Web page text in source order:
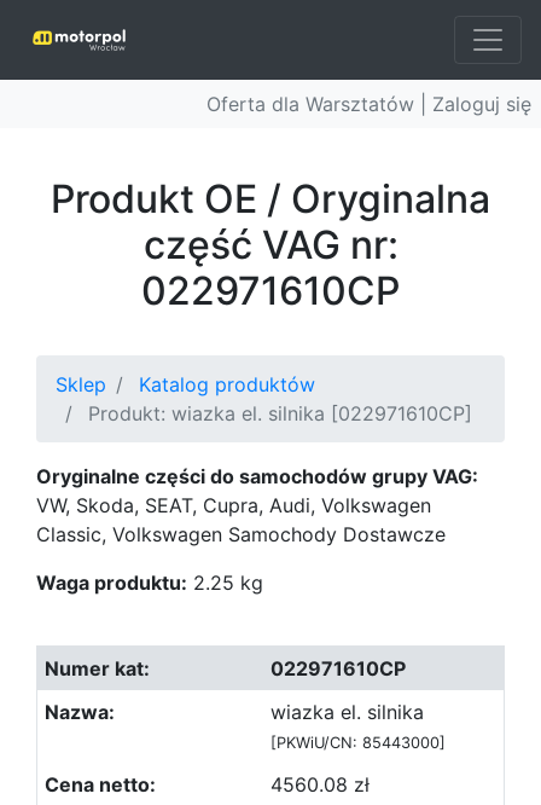
Oferta dla Warsztatów | Zaloguj się
Produkt OE / Oryginalna
część VAG nr:
022971610CP
Sklep
Katalog produktów
Produkt: wiazka el. silnika [022971610CP]
Oryginalne części do samochodów grupy VAG:
VW, Skoda, SEAT, Cupra, Audi, Volkswagen
Classic, Volkswagen Samochody Dostawcze
Waga produktu: 2.25 kg
022971610CP
wiazka el. silnika
[PKWiU/CN: 85443000]
4560.08 zł